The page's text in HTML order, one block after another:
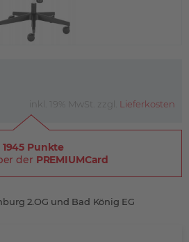
inkl. 19% MwSt. zzgl. Lieferkosten
1945 Punkte
der PREMIUMCard
2.OG und Bad König EG